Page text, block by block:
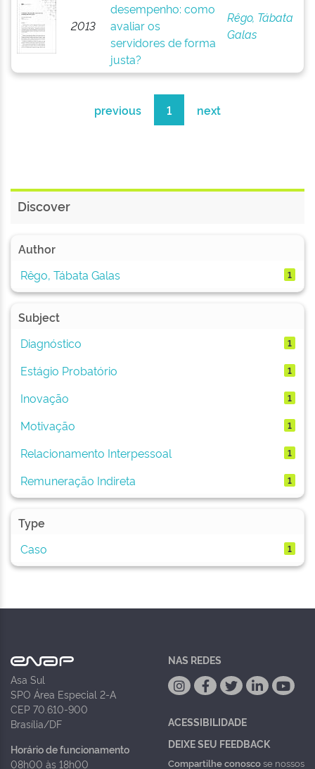
2013
desempenho: como
avaliar os
servidores de forma
justa?
Rêgo, Tábata
Galas
previous 1 next
Discover
Author
Rêgo, Tábata Galas
1
Subject
Diagnóstico
1
Estágio Probatório 1
Inovação 1
Motivação 1
Relacionamento Interpessoal 1
Remuneração Indireta 1
Type
Caso
1
Asa Sul
SPO Área Especial 2-A
CEP 70.610-900
Brasília/DF
Horário de funcionamento
08h00 às 18h00
NAS REDES
ACESSIBILIDADE
DEIXE SEU FEEDBACK
Compartilhe conoscose nossos